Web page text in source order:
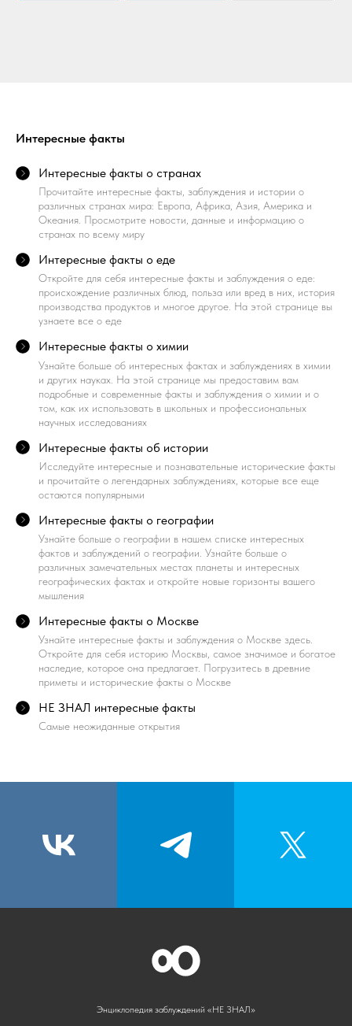
Интересные факты
Интересные факты о странах
Прочитайте интересные факты, заблуждения и истории о
различных странах мира: Европа, Африка, Азия, Америка и
Океания. Просмотрите новости, данные и информацию о
странах по всему миру
Интересные факты о еде
Откройте для себя интересные факты и заблуждения о еде:
происхождение различных блюд, польза или вред в них, история
производства продуктов и многое другое. На этой странице вы
узнаете все о еде
Интересные факты о химии
Узнайте больше об интересных фактах и заблуждениях в химии
и других науках. На этой странице мы предоставим вам
подробные и современные факты и заблуждения о химии и о
том, как их использовать в школьных и профессиональных
научных исследованиях
Интересные факты об истории
Исследуйте интересные и познавательные исторические факты
и прочитайте о легендарных заблуждениях, которые все еще
остаются популярными
Интересные факты о географии
Узнайте больше о географии в нашем списке интересных
фактов и заблуждений о географии. Узнайте больше о
различных замечательных местах планеты и интересных
географических фактах и откройте новые горизонты вашего
мышления
Интересные факты о Москве
Узнайте интересные факты и заблуждения о Москве здесь.
Откройте для себя историю Москвы, самое значимое и богатое
наследие, которое она предлагает. Погрузитесь в древние
приметы и исторические факты о Москве
НЕ ЗНАЛ интересные факты
Самые неожиданные открытия
Энциклопедия заблуждений «НЕ ЗНАЛ»